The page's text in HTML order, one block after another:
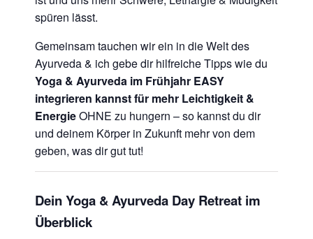
spüren lässt.
Gemeinsam tauchen wir ein in die Welt des
Ayurveda & ich gebe dir hilfreiche Tipps wie du
Yoga & Ayurveda im Frühjahr EASY
integrieren kannst für mehr Leichtigkeit &
EnergieOHNE zu hungern – so kannst du dir
und deinem Körper in Zukunft mehr von dem
geben, was dir gut tut!
Dein Yoga & Ayurveda Day Retreat im
Überblick